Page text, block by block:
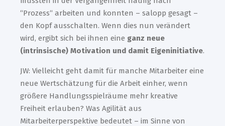
“Prozess“ arbeiten und konnten – salopp gesagt –
den Kopf ausschalten. Wenn dies nun verändert
wird, ergibt sich bei ihnen eine ganz neue
(intrinsische) Motivation und damit Eigeninitiative.
JW: Vielleicht geht damit für manche Mitarbeiter eine
neue Wertschätzung für die Arbeit einher, wenn
größere Handlungsspielräume mehr kreative
Freiheit erlauben? Was Agilität aus
Mitarbeiterperspektive bedeutet – im Sinne von